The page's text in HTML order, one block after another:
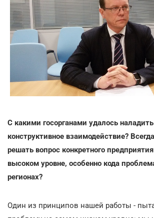
С какими госорганами удалось
конструктивное взаимодействие?
решать вопрос конкретного
высоком уровне, особенно кода
регионах?
Один из принципов нашей работы -